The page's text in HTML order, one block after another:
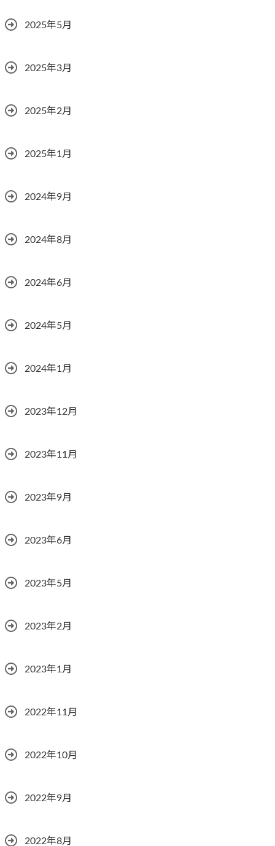
2025年5月
2025年3月
2025年2月
2025年1月
2024年9月
2024年8月
2024年6月
2024年5月
2024年1月
2023年12月
2023年11月
2023年9月
2023年6月
2023年5月
2023年2月
2023年1月
2022年11月
2022年10月
2022年9月
2022年8月